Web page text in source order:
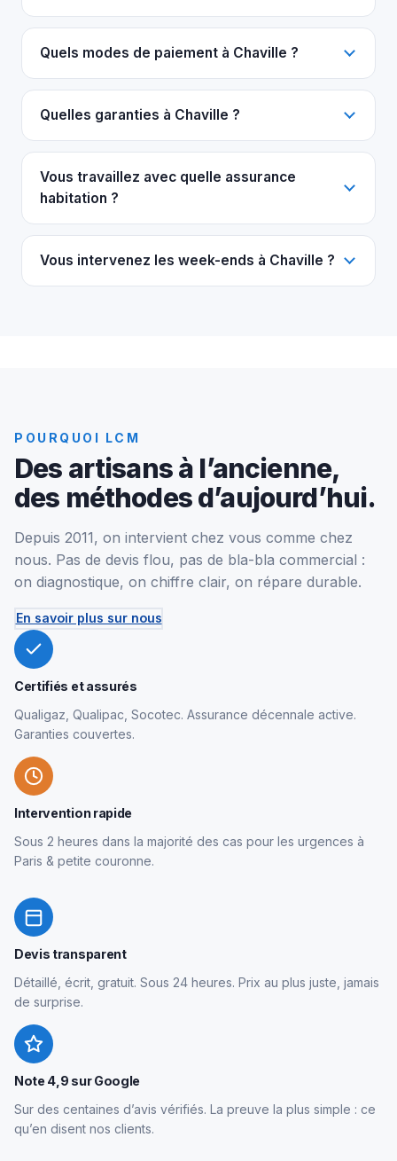
Quels modes de paiement à Chaville ?
Quelles garanties à Chaville ?
Vous travaillez avec quelle assurance
habitation ?
Vous intervenez les week-ends à Chaville ?
POURQUOI LCM
Des artisans à l’ancienne,
des méthodes d’aujourd’hui.
Depuis 2011, on intervient chez vous comme chez
nous. Pas de devis flou, pas de bla-bla commercial :
on diagnostique, on chiffre clair, on répare durable.
En savoir plus sur nous
Certifiés et assurés
Qualigaz, Qualipac, Socotec. Assurance décennale active.
Garanties couvertes.
Intervention rapide
Sous 2 heures dans la majorité des cas pour les urgences à
Paris & petite couronne.
Devis transparent
Détaillé, écrit, gratuit. Sous 24 heures. Prix au plus juste, jamais
de surprise.
Note 4,9 sur Google
Sur des centaines d’avis vérifiés. La preuve la plus simple : ce
qu’en disent nos clients.